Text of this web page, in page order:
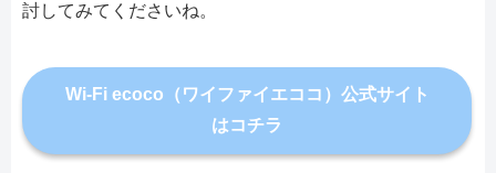
討してみてくださいね。
Wi-Fi ecoco（ワイファイエココ）公式サイト
はコチラ